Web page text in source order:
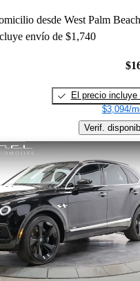
desde West Palm
envío de $1,740
El precio incluye
$3,094/
Verif.